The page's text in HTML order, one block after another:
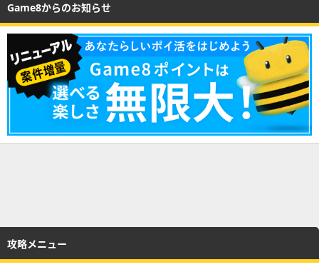
Game8からのお知らせ
攻略メニュー